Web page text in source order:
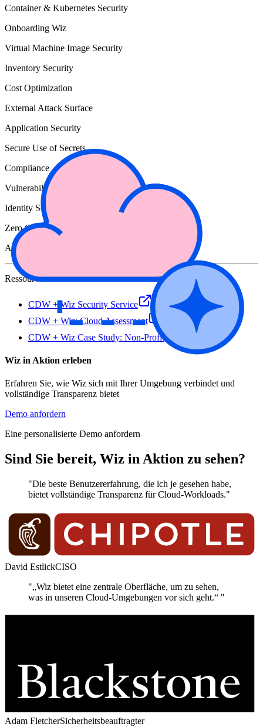
Container & Kubernetes Security
Onboarding Wiz
Virtual Machine Image Security
Inventory Security
Cost Optimization
External Attack Surface
Application Security
Secure Use of Secrets
Compliance
Vulnerability Management
Identity Security
Zero Critical
AI Security
Ressourcen
CDW + Wiz Security Service
CDW + Wiz: Cloud Assessment
CDW + Wiz Case Study: Non-Profit
Wiz in Aktion erleben
Erfahren Sie, wie Wiz sich mit Ihrer Umgebung verbindet und
vollständige Transparenz bietet
Demo anfordern
Eine personalisierte Demo anfordern
Sind Sie bereit, Wiz in Aktion zu sehen?
"Die beste Benutzererfahrung, die ich je gesehen habe,
bietet vollständige Transparenz für Cloud-Workloads."
David EstlickCISO
"„Wiz bietet eine zentrale Oberfläche, um zu sehen,
was in unseren Cloud-Umgebungen vor sich geht.“ "
Adam FletcherSicherheitsbeauftragter